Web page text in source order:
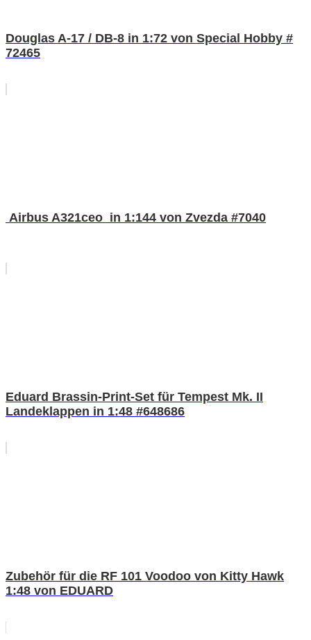
Douglas A-17 / DB-8 in 1:72 von Special Hobby #
72465
Airbus A321ceo in 1:144 von Zvezda #7040
Eduard Brassin-Print-Set für Tempest Mk. II
Landeklappen in 1:48 #648686
Zubehör für die RF 101 Voodoo von Kitty Hawk
1:48 von EDUARD